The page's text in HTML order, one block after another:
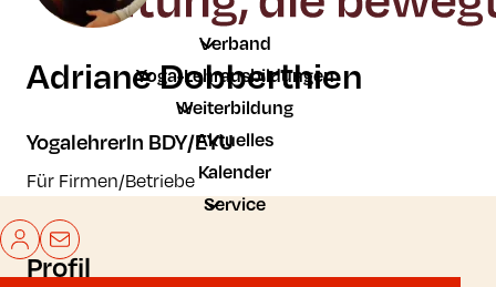
Verband
Yoga-Lehrausbildungen
Weiterbildung
Aktuelles
Kalender
Service
Mein BDYoga
Kontakt
Adriane Dobberthien
YogalehrerIn BDY/EYU
Für Firmen/Betriebe
Profil